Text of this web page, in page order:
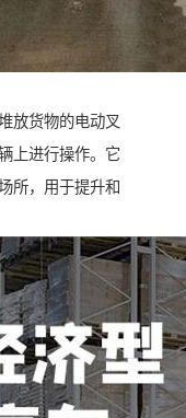
放货物的电动叉
上进行操作。它
所，用于提升和